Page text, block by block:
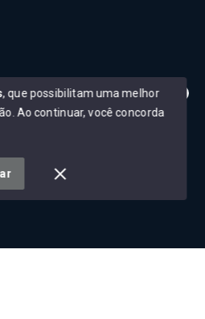
Olá! Tudo bem?
- Todos os direitos
, que possibilitam uma melhor
Ao continuar, você concorda